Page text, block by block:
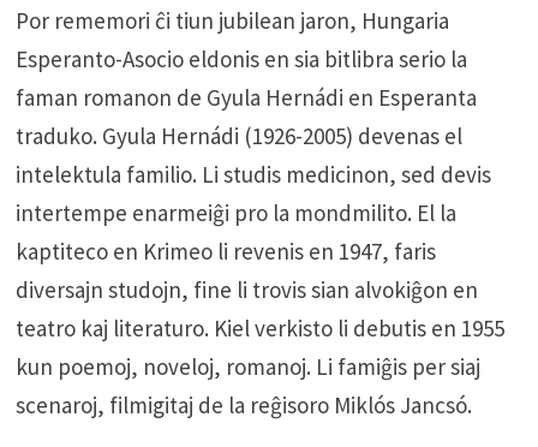
Por rememori ĉi tiun jubilean jaron, Hungaria
Esperanto-Asocio eldonis en sia bitlibra serio la
faman romanon de Gyula Hernádi en Esperanta
traduko. Gyula Hernádi (1926-2005) devenas el
intelektula familio. Li studis medicinon, sed devis
intertempe enarmeiĝi pro la mondmilito. El la
kaptiteco en Krimeo li revenis en 1947, faris
diversajn studojn, fine li trovis sian alvokiĝon en
teatro kaj literaturo. Kiel verkisto li debutis en 1955
kun poemoj, noveloj, romanoj. Li famiĝis per siaj
scenaroj, filmigitaj de la reĝisoro Miklós Jancsó.